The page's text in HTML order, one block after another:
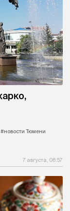
#новости Тюмени
7 августа, 06:57